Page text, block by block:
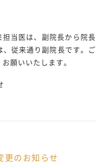
当医は、副院長から院長
、従来通り副院長です。ご
願いいたします。
更のお知らせ